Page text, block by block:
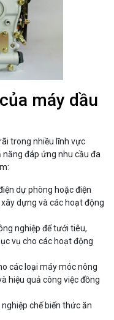
máy dầu
trong nhiều lĩnh vực
năng đáp ứng nhu cầu đa
dự phòng hoặc điện
dựng và các hoạt động
nghiệp để tưới tiêu,
vụ cho các hoạt động
các loại máy móc nông
hiệu quả công việc đồng
chế biến thức ăn